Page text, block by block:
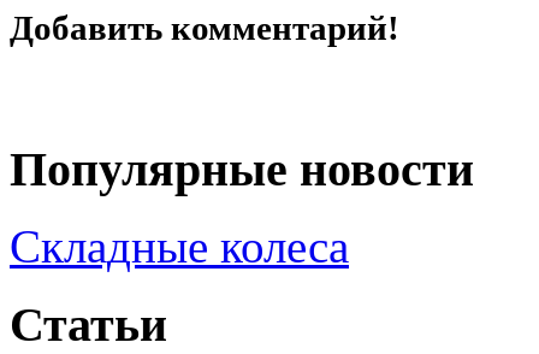
Добавить комментарий!
Популярные новости
Складные колеса
Статьи